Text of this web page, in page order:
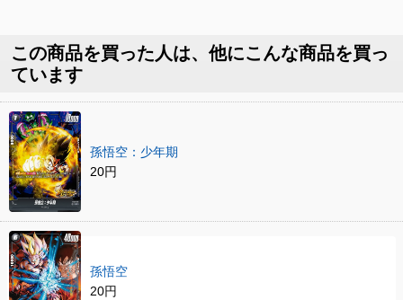
この商品を買った人は、他にこんな商品を買っ
ています
孫悟空：少年期
20円
孫悟空
20円